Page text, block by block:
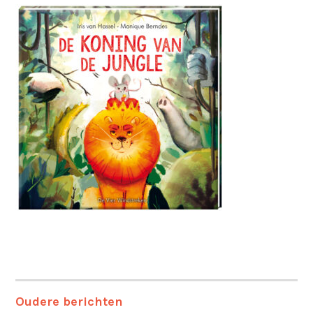
Oudere berichten